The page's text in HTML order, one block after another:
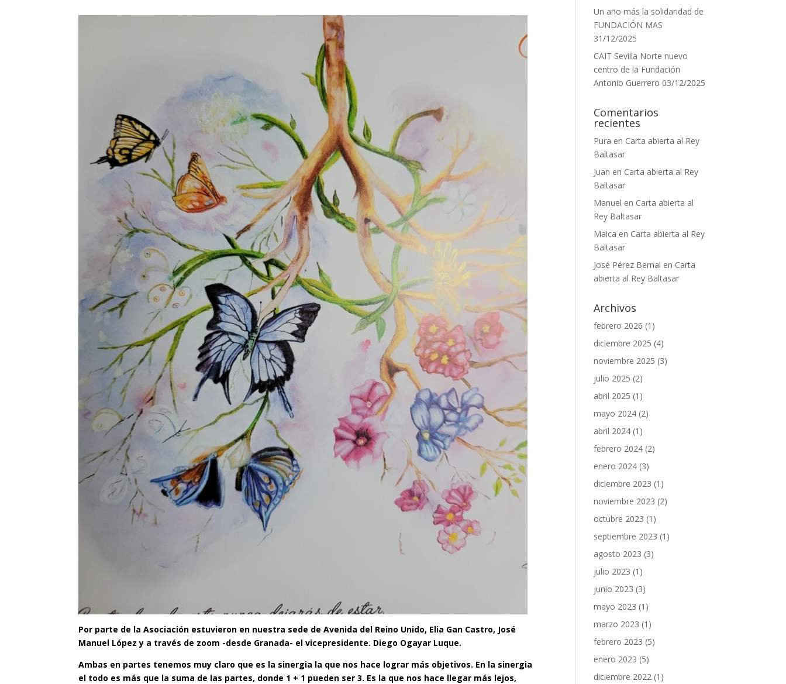
Por parte de la Asociación estuvieron en nuestra sede de Avenida del Reino Unido, Elia Gan Castro, José
Manuel López y a través de zoom -desde Granada- el vicepresidente. Diego Ogayar Luque.
Ambas en partes tenemos muy claro que es la sinergia la que nos hace lograr más objetivos. En la sinergia
el todo es más que la suma de las partes, donde 1 + 1 pueden ser 3. Es la que nos hace llegar más lejos,
Un año más la solidaridad de
FUNDACIÓN MAS
31/12/2025
CAIT Sevilla Norte nuevo
centro de la Fundación
Antonio Guerrero 03/12/2025
Comentarios
recientes
Pura en Carta abierta al Rey
Baltasar
Juan en Carta abierta al Rey
Baltasar
Manuel en Carta abierta al
Rey Baltasar
Maica en Carta abierta al Rey
Baltasar
José Pérez Bernal en Carta
abierta al Rey Baltasar
Archivos
febrero 2026 (1)
diciembre 2025 (4)
noviembre 2025 (3)
julio 2025 (2)
abril 2025 (1)
mayo 2024 (2)
abril 2024 (1)
febrero 2024 (2)
enero 2024 (3)
diciembre 2023 (1)
noviembre 2023 (2)
octubre 2023 (1)
septiembre 2023 (1)
agosto 2023 (3)
julio 2023 (1)
junio 2023 (3)
mayo 2023 (1)
marzo 2023 (1)
febrero 2023 (5)
enero 2023 (5)
diciembre 2022 (1)